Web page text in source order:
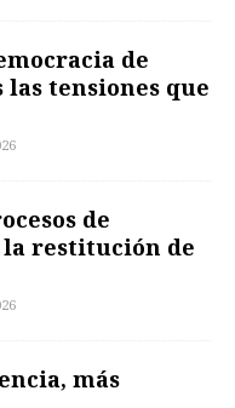
de
las tensiones que
de
restitución de
más